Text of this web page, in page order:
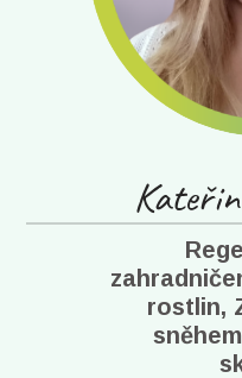
rostlin,